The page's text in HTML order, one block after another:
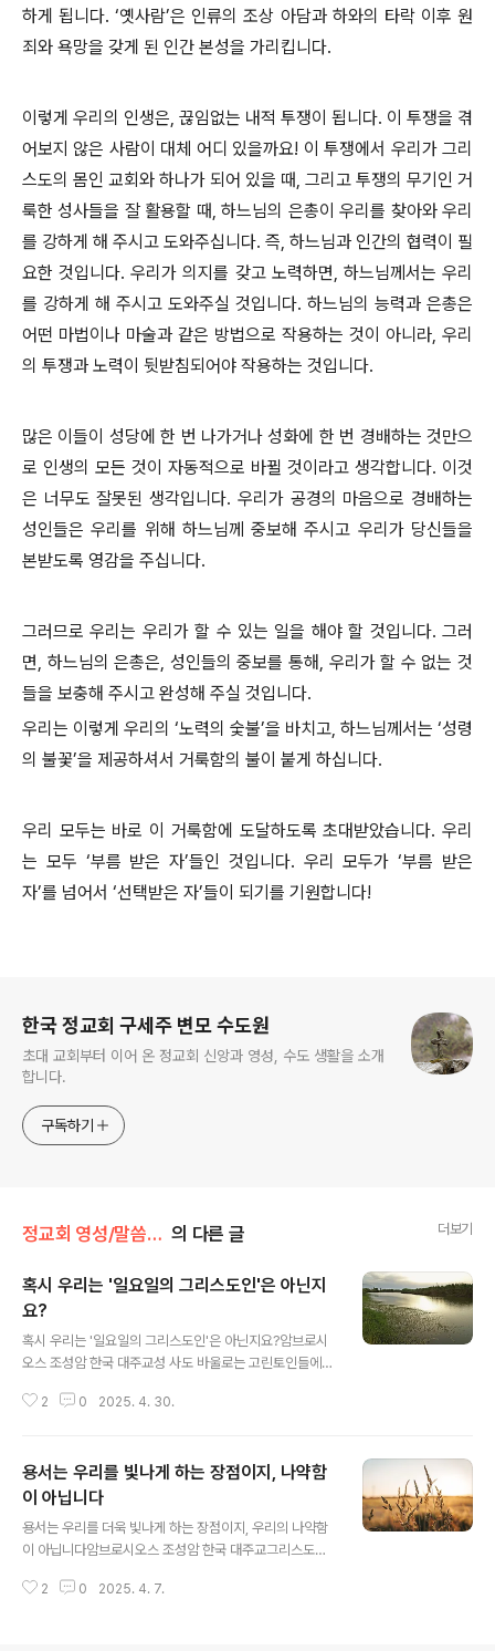
하게 됩니다. ‘옛사람’은 인류의 조상 아담과 하와의 타락 이후 원
죄와 욕망을 갖게 된 인간 본성을 가리킵니다.
이렇게 우리의 인생은, 끊임없는 내적 투쟁이 됩니다. 이 투쟁을 겪
어보지 않은 사람이 대체 어디 있을까요! 이 투쟁에서 우리가 그리
스도의 몸인 교회와 하나가 되어 있을 때, 그리고 투쟁의 무기인 거
룩한 성사들을 잘 활용할 때, 하느님의 은총이 우리를 찾아와 우리
를 강하게 해 주시고 도와주십니다. 즉, 하느님과 인간의 협력이 필
요한 것입니다. 우리가 의지를 갖고 노력하면, 하느님께서는 우리
를 강하게 해 주시고 도와주실 것입니다. 하느님의 능력과 은총은
어떤 마법이나 마술과 같은 방법으로 작용하는 것이 아니라, 우리
의 투쟁과 노력이 뒷받침되어야 작용하는 것입니다.
많은 이들이 성당에 한 번 나가거나 성화에 한 번 경배하는 것만으
로 인생의 모든 것이 자동적으로 바뀔 것이라고 생각합니다. 이것
은 너무도 잘못된 생각입니다. 우리가 공경의 마음으로 경배하는
성인들은 우리를 위해 하느님께 중보해 주시고 우리가 당신들을
본받도록 영감을 주십니다.
그러므로 우리는 우리가 할 수 있는 일을 해야 할 것입니다. 그러
면, 하느님의 은총은, 성인들의 중보를 통해, 우리가 할 수 없는 것
들을 보충해 주시고 완성해 주실 것입니다.
우리는 이렇게 우리의 ‘노력의 숯불’을 바치고, 하느님께서는 ‘성령
의 불꽃’을 제공하셔서 거룩함의 불이 붙게 하십니다.
우리 모두는 바로 이 거룩함에 도달하도록 초대받았습니다. 우리
는 모두 ‘부름 받은 자’들인 것입니다. 우리 모두가 ‘부름 받은
자’를 넘어서 ‘선택받은 자’들이 되기를 기원합니다!
한국 정교회 구세주 변모 수도원
초대 교회부터 이어 온 정교회 신앙과 영성, 수도 생활을 소개
합니다.
구독하기
정교회 영성/말씀과 함께 의 다른 글 더보기
혹시 우리는 '일요일의 그리스도인'은 아닌지
요?
혹시 우리는 '일요일의 그리스도인'은 아닌지요?암브로시
오스 조성암 한국 대주교성 사도 바울로는 고린토인들에게
다.”(2 고린토 6,4)라고 쓰고 있습니다. 그런 다음, 매일 같
바울로 자신과 동료들이 다른 사람들에게 그들 역시 “하느
님의 일꾼”으로서 일하기를 권고하는 것으로 다음과 같습
니다. “우리는 환난과 궁핍과 역경도 잘 참아냈고, 매질과
옥살이와 폭동도 잘 겪어냈으며 심한 노동을 하고 잠을 못
순결과 지식과 끈기와 착한 마음을 가지고 성령의 도우심
2 0 2025. 4. 30.
용서는 우리를 빛나게 하는 장점이지, 나약함
이 아닙니다
용서는 우리를 더욱 빛나게 하는 장점이지, 우리의 나약함
이 아닙니다암브로시오스 조성암 한국 대주교그리스도께
그럼 과연 몇 번이나 용서해 주어야 하나요? 베드로의 이와
2 0 2025. 4. 7.